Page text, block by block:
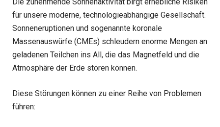
für unsere moderne, technologieabhängige Gesellschaft.
Sonneneruptionen und sogenannte koronale
Massenauswürfe (CMEs) schleudern enorme Mengen an
geladenen Teilchen ins All, die das Magnetfeld und die
Atmosphäre der Erde stören können.
Diese Störungen können zu einer Reihe von Problemen
führen: